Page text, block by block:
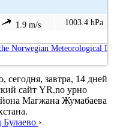
1.9 m/s 1003.4 hPa
Norwegian Meteorological
сегодня, завтра, 14 дней
сайт YR.no урно
Магжана Жумабаева
›